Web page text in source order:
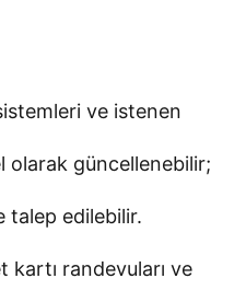
ve istenen
olarak güncellenebilir;
talep edilebilir.
kartı randevuları ve